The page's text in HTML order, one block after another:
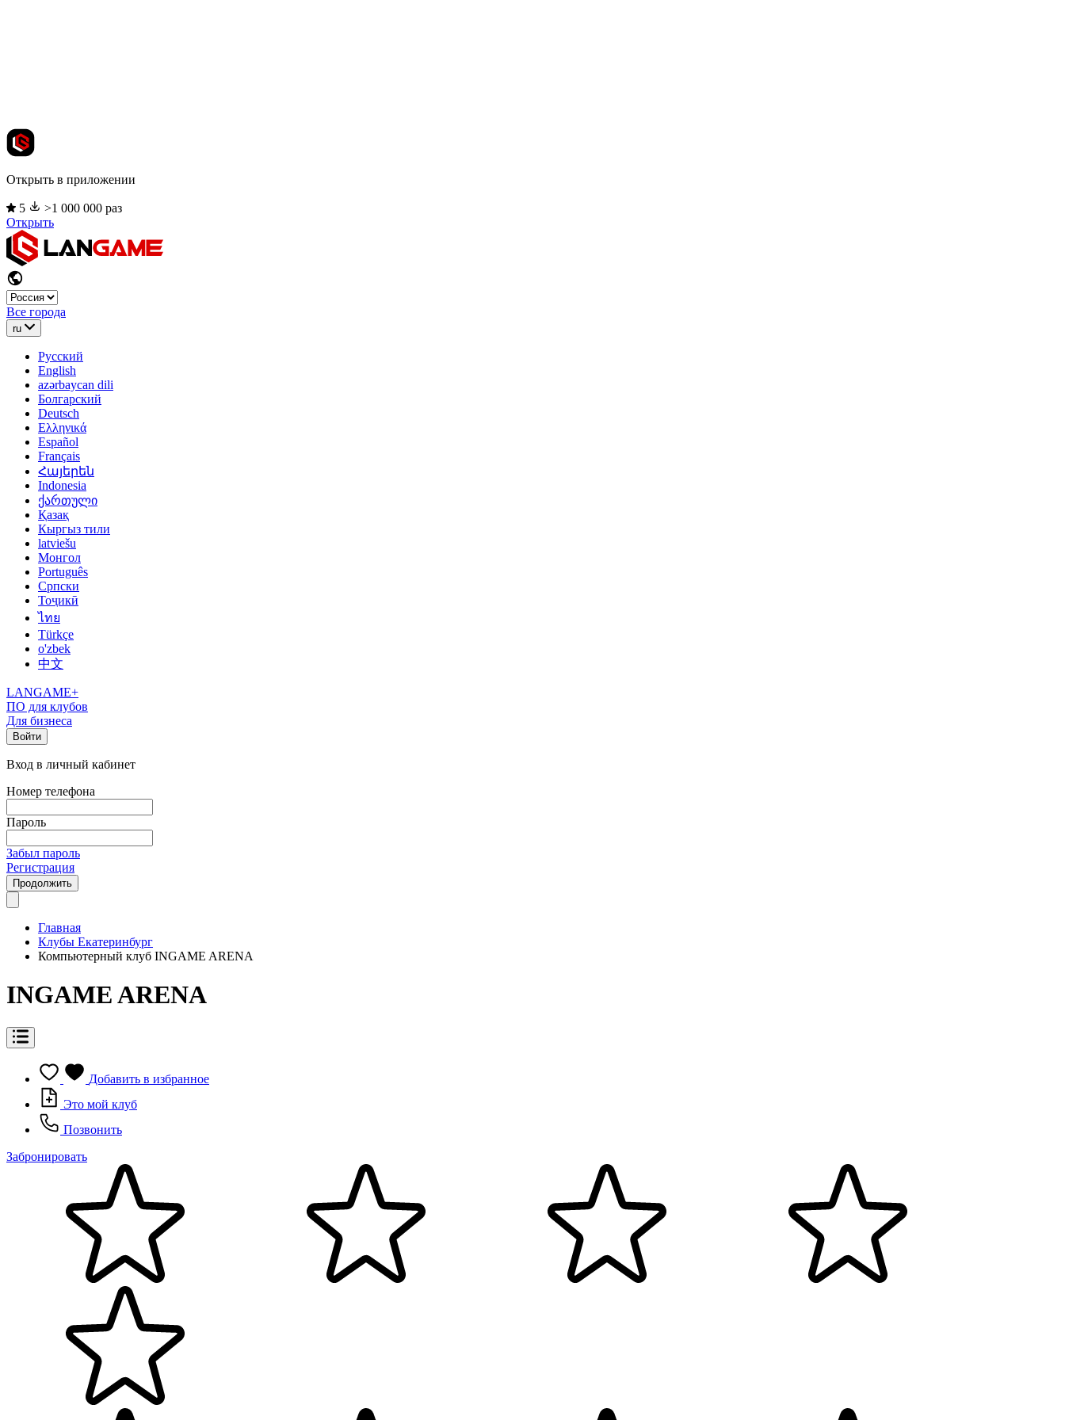
Открыть в приложении
5
>1 000 000 раз
Открыть
Все города
ru
Русский
English
azərbaycan dili
Болгарский
Deutsch
Ελληνικά
Español
Français
Հայերեն
Indonesia
ქართული
Қазақ
Кыргыз тили
latviešu
Монгол
Português
Српски
Тоҷикӣ
ไทย
Türkçe
o'zbek
中文
LANGAME+
ПО для клубов
Для бизнеса
Войти
Вход в личный кабинет
Номер телефона
Пароль
Забыл пароль
Регистрация
Продолжить
Главная
Клубы Екатеринбург
Компьютерный клуб INGAME ARENA
INGAME ARENA
Добавить в избранное
Это мой клуб
Позвонить
Забронировать